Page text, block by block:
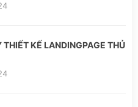
THIẾT KẾ LANDINGPAGE THỦ